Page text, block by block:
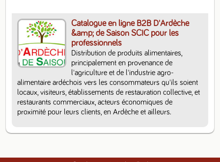
Catalogue en ligne B2B D'Ardèche
&amp; de Saison SCIC pour les
professionnels
Distribution de produits alimentaires,
principalement en provenance de
l'agriculture et de l'industrie agro-
alimentaire ardéchois vers les consommateurs qu'ils soient
locaux, visiteurs, établissements de restauration collective, et
restaurants commerciaux, acteurs économiques de
proximité pour leurs clients, en Ardèche et ailleurs.